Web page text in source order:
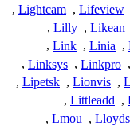
Lifeview
,
Lightcam
,
Likean
,
Lilly
,
,
Linia
,
Link
,
,
Linkpro
,
Linksys
,
,
Lionvis
,
Lipetsk
,
,
Littleadd
,
Lloyds
,
Lmou
,